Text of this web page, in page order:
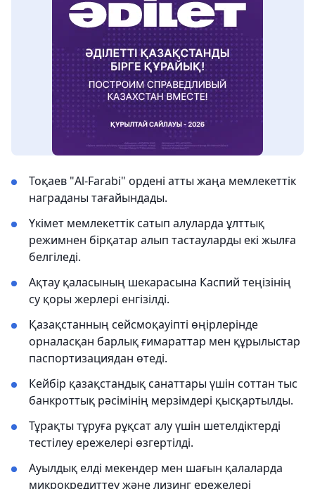
Тоқаев "Al-Farabi" ордені атты жаңа мемлекеттік
награданы тағайындады.
Үкімет мемлекеттік сатып алуларда ұлттық
режимнен бірқатар алып тастауларды екі жылға
белгіледі.
Ақтау қаласының шекарасына Каспий теңізінің
су қоры жерлері енгізілді.
Қазақстанның сейсмоқауіпті өңірлерінде
орналасқан барлық ғимараттар мен құрылыстар
паспортизациядан өтеді.
Кейбір қазақстандық санаттары үшін соттан тыс
банкроттық рәсімінің мерзімдері қысқартылды.
Тұрақты тұруға рұқсат алу үшін шетелдіктерді
тестілеу ережелері өзгертілді.
Ауылдық елді мекендер мен шағын қалаларда
микрокредиттеу және лизинг ережелері